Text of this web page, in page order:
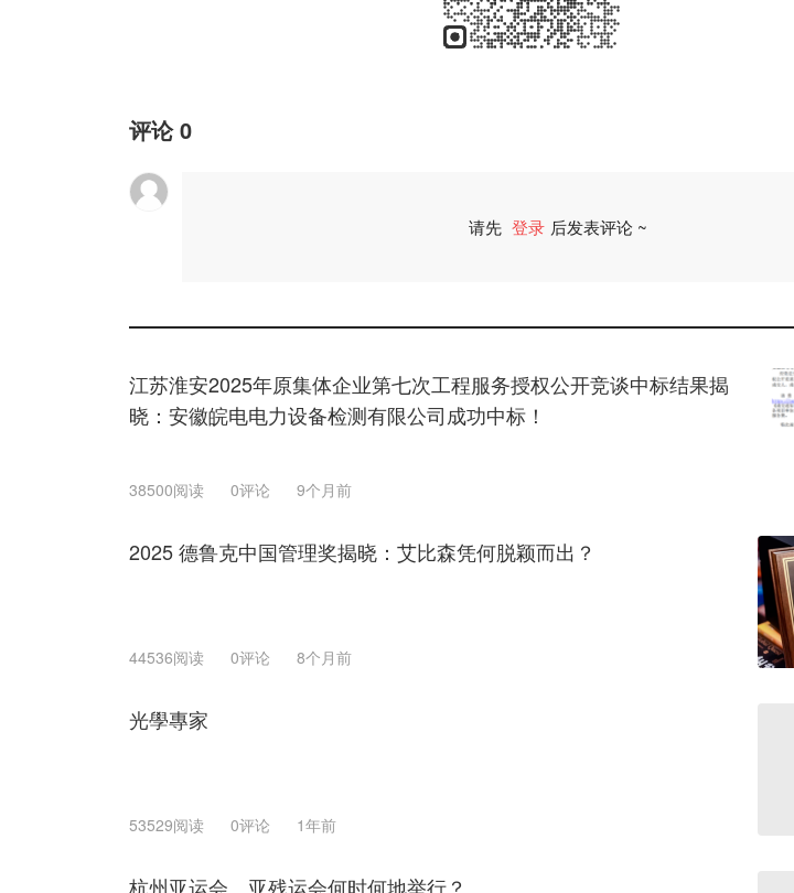
评论0
请先 登录 后发表评论 ~
江苏淮安2025年原集体企业第七次工程服务授权公开竞谈中标结果揭
晓：安徽皖电电力设备检测有限公司成功中标！
38500阅读 0评论 9个月前
2025 德鲁克中国管理奖揭晓：艾比森凭何脱颖而出？
44536阅读 0评论 8个月前
光學專家
53529阅读 0评论 1年前
杭州亚运会、亚残运会何时何地举行？